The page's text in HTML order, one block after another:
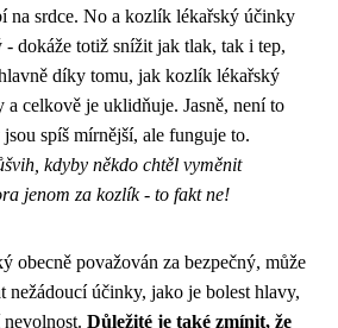
na srdce. No a kozlík lékařský účinky
dokáže totiž snížit jak tlak, tak i tep,
díky tomu, jak kozlík lékařský
celkově je uklidňuje. Jasně, není to
spíš mírnější, ale funguje to.
kdyby někdo chtěl vyměnit
jenom za kozlík - to fakt ne!
obecně považován za bezpečný, může
účinky, jako je bolest hlavy,
nevolnost. Důležité je také zmínit, že